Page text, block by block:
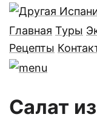
Главная Туры
Рецепты
Салат